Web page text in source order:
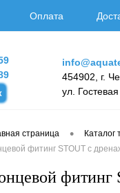
Оплата
454902, г.
ул.
страница • Каталог
фитинг STOUT с
фитинг